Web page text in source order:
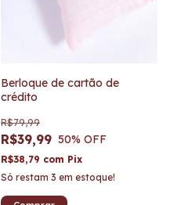
Berloque de cartão de
crédito
R$39,99
R$79,99
50% OFF
R$38,79 com Pix
Só restam 3 em estoque!